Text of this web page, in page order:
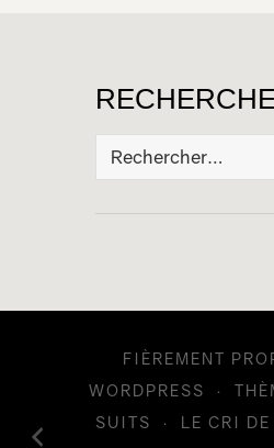
Rechercher :
FIÈREMENT
WORDPRESS
·
SUITS
· LE CRI